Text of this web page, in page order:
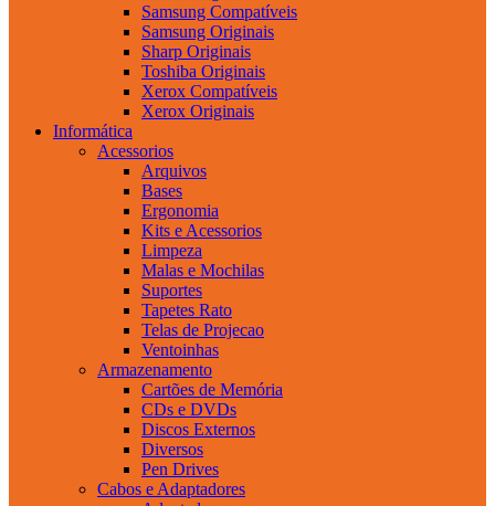
Samsung Compatíveis
Samsung Originais
Sharp Originais
Toshiba Originais
Xerox Compatíveis
Xerox Originais
Informática
Acessorios
Arquivos
Bases
Ergonomia
Kits e Acessorios
Limpeza
Malas e Mochilas
Suportes
Tapetes Rato
Telas de Projecao
Ventoinhas
Armazenamento
Cartões de Memória
CDs e DVDs
Discos Externos
Diversos
Pen Drives
Cabos e Adaptadores